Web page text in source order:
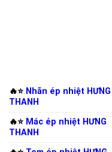
🔥⭐️ Nhãn ép nhiệt HƯNG
THANH
🔥⭐️ Mác ép nhiệt HƯNG
THANH